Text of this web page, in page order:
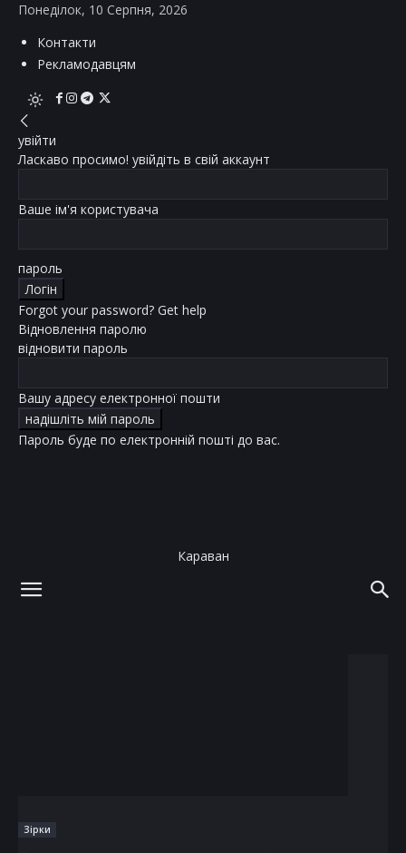
Понеділок, 10 Серпня, 2026
Контакти
Рекламодавцям
увійти
Ласкаво просимо! увійдіть в свій аккаунт
Ваше ім'я користувача
пароль
Forgot your password? Get help
Відновлення паролю
відновити пароль
Вашу адресу електронної пошти
Пароль буде по електронній пошті до вас.
Караван
Зірки